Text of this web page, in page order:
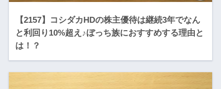
【2157】コシダカHDの株主優待は継続3年でなん
と利回り10%超え♪ぼっち族におすすめする理由と
は！？